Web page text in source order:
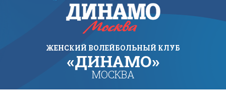
ЖЕНСКИЙ ВОЛЕЙБОЛЬНЫЙ КЛУБ
«ДИНАМО»
МОСКВА